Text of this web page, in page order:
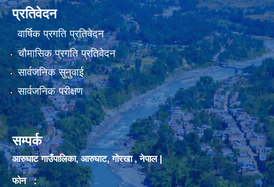
प्रतिवेदन
वार्षिक प्रगति प्रतिवेदन
चौमासिक प्रगति प्रतिवेदन
सार्वजनिक सुनुवाई
सार्वजनिक परीक्षण
सम्पर्क
आरुघाट गाउँपालिका, आरुघाट, गोरखा , नेपाल |
फोन :